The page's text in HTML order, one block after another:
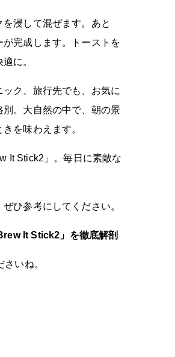
浸して混ぜます。あと
完成します。トーストを
に。
ック、旅行先でも、お気に
。大自然の中で、朝の景
を味わえます。
It Stick2」。毎日に素敵な
ひ参考にしてください。
It Stick2」を徹底解剖
いね。